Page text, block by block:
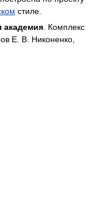
стиле.
. Комплекс
Е. В. Никоненко,